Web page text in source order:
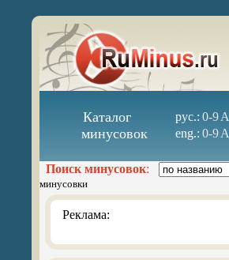
Каталог
минусовок
рус.: 0-9А
eng.: 0-9A
Поиск минусовок:
минусовки
Реклама: